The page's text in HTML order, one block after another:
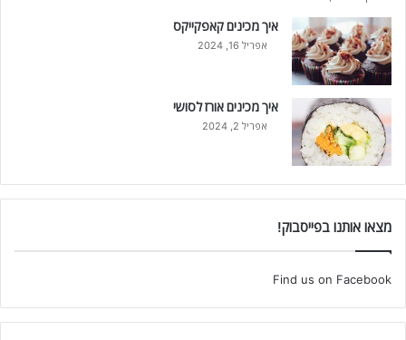
איך מכינים קאפקייקס
אפריל 16, 2024
איך מכינים אורז לסושי
אפריל 2, 2024
מצאו אותנו בפייסבוק!
Find us on Facebook